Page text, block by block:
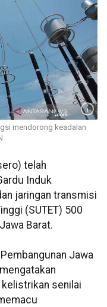
mendorong keadalan
telah
Induk
jaringan transmisi
(SUTET) 500
Barat.
Jawa
senilai